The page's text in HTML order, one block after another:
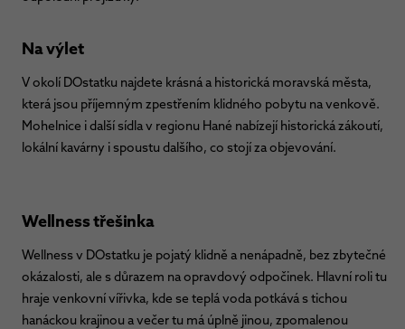
Na výlet
V okolí DOstatku najdete krásná a historická moravská města,
která jsou příjemným zpestřením klidného pobytu na venkově.
Mohelnice i další sídla v regionu Hané nabízejí historická zákoutí,
lokální kavárny i spoustu dalšího, co stojí za objevování.
Wellness třešinka
Wellness v DOstatku je pojatý klidně a nenápadně, bez zbytečné
okázalosti, ale s důrazem na opravdový odpočinek. Hlavní roli tu
hraje venkovní vířivka, kde se teplá voda potkává s tichou
hanáckou krajinou a večer tu má úplně jinou, zpomalenou